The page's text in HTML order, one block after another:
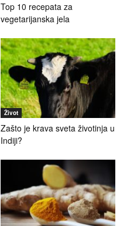
Top 10 recepata za
vegetarijanska jela
Život
Zašto je krava sveta životinja u
Indiji?